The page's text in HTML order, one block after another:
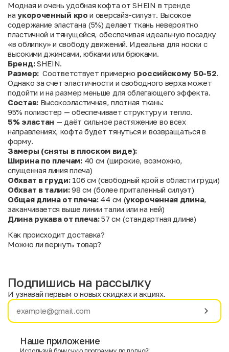
Модная и очень удобная кофта от SHEIN в тренде
наукороченный кро и оверсайз-силуэт. Высокое
содержание эластана (5%) делает ткань невероятно
пластичной и тянущейся, обеспечивая идеальную посадку
«в облипку» и свободу движений. Идеальна для носки с
высокими джинсами, юбками или брюками.
Бренд:SHEIN.
Размер:Соответствует примерно российскому 50-52.
Однако за счёт эластичности и свободного верха может
подойти и на размер меньше для облегающего эффекта.
Состав:Высокоэластичная, плотная ткань:
95% полиэстер — обеспечивает структуру и тепло.
5% эластан — даёт сильное растяжение во всех
направлениях, кофта будет тянуться и возвращаться в
форму.
Замеры (сняты в плоском виде):
Ширина по плечам:40 см (широкие, возможно,
спущенная линия плеча)
Обхват в груди:106 см (свободный крой в области груди)
Обхват в талии:98 см (более приталенный силуэт)
Общая длина от плеча:44 см (укороченная длина,
заканчивается выше линии талии или на ней)
Длина рукава от плеча:57 см (стандартная длина)
Как происходит доставка?
Можно ли вернуть товар?
Имя
Подпишись на рассылку
И узнавай первым о новых скидках и акциях.
Наше приложение